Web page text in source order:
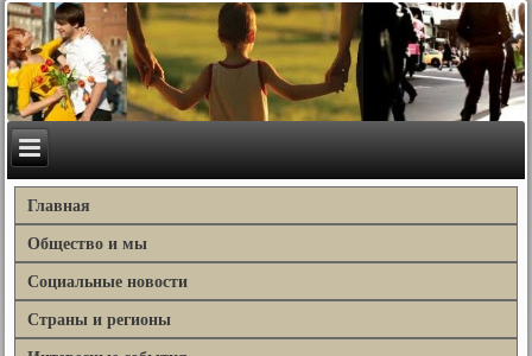
Главная
Общество и мы
Социальные новости
Страны и регионы